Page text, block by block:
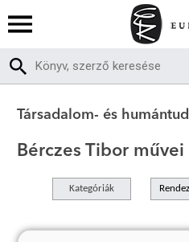
Társadalom- és
Bérczes Tibor művei
Kategóriák